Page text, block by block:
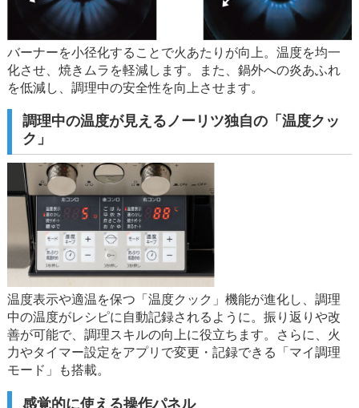
バーナーを小径化することで火あたりが向上。温度を均一
化させ、焼きムラを軽減します。また、鍋外への炎あふれ
を低減し、調理中の安全性を向上させます。
調理中の温度が見えるノーリツ独自の「温度クッ
ク」
温度表示や適温を保つ「温度クック」機能が進化し、調理
中の温度がレシピに自動記録されるように。振り返りや改
善が可能で、調理スキルの向上に役立ちます。さらに、火
力やタイマー設定をアプリで変更・記録できる「マイ調理
モード」も搭載。
感覚的に使える操作パネル